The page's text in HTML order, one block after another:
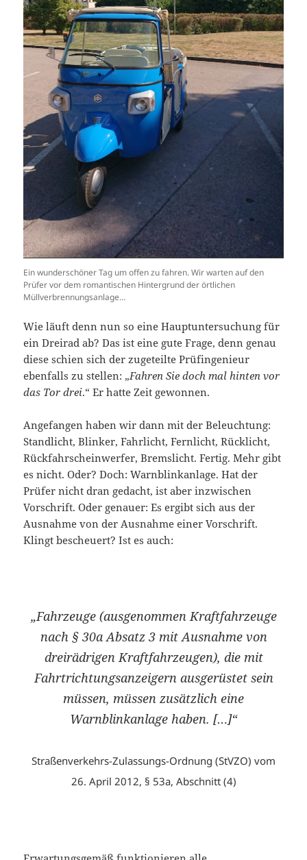
Ein wunderschöner Tag um offen zu fahren. Wir warten auf den
Prüfer vor dem romantischen Hintergrund der örtlichen
Müllverbrennungsanlage…
Wie läuft denn nun so eine Hauptuntersuchung für
ein Dreirad ab? Das ist eine gute Frage, denn genau
diese schien sich der zugeteilte Prüfingenieur
ebenfalls zu stellen: „Fahren Sie doch mal hinten vor
das Tor drei.“ Er hatte Zeit gewonnen.
Angefangen haben wir dann mit der Beleuchtung:
Standlicht, Blinker, Fahrlicht, Fernlicht, Rücklicht,
Rückfahrscheinwerfer, Bremslicht. Fertig. Mehr gibt
es nicht. Oder? Doch: Warnblinkanlage. Hat der
Prüfer nicht dran gedacht, ist aber inzwischen
Vorschrift. Oder genauer: Es ergibt sich aus der
Ausnahme von der Ausnahme einer Vorschrift.
Klingt bescheuert? Ist es auch:
„Fahrzeuge (ausgenommenKraftfahrzeuge
nach § 30a Absatz 3 mit Ausnahme von
dreirädrigen Kraftfahrzeugen), die mit
Fahrtrichtungsanzeigern ausgerüstet sein
müssen, müssen zusätzlich eine
Warnblinkanlage haben. […]“
Straßenverkehrs-Zulassungs-Ordnung (StVZO) vom
26. April 2012, § 53a, Abschnitt (4)